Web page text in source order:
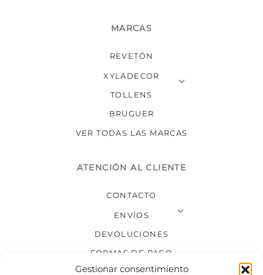
Gestionar consentimiento
MARCAS
REVETÓN
XYLADECOR
TOLLENS
BRUGUER
VER TODAS LAS MARCAS
ATENCIÓN AL CLIENTE
CONTACTO
ENVÍOS
DEVOLUCIONES
FORMAS DE PAGO